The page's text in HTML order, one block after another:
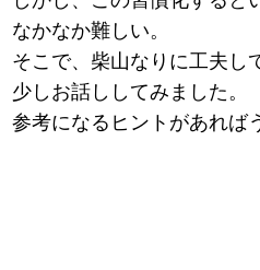
なかなか難しい。
そこで、柴山なりに工夫し
少しお話ししてみました。
参考になるヒントがあれば